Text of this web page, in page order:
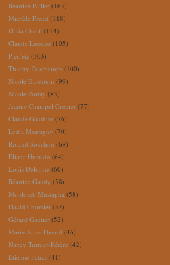
Béatrice Pailler (165)
Michèle Freud (118)
Djida Cherfi (114)
Claude Luezior (105)
Pierfetz (103)
Thierry Deschamps (100)
Nicole Hardouin (99)
Nicole Portay (85)
Jeanne Champel Grenier (77)
Claude Gauthier (76)
Lydia Montigny (70)
Roland Souchon (68)
Eliane Hurtado (64)
Louis Delorme (60)
Béatrice Gaudy (58)
Mouloudi Mustapha (58)
David Chomier (57)
Gérard Gautier (52)
Marie Alice Theard (46)
Nancy Turnier-Férère (42)
Etienne Fatras (41)